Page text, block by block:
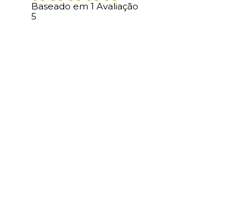
Baseado em 1 Avaliação
5